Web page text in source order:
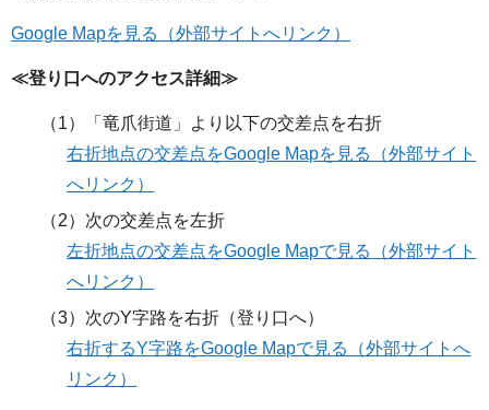
Google Mapを見る（外部サイトへリンク）
≪登り口へのアクセス詳細≫
（1）「竜爪街道」より以下の交差点を右折
右折地点の交差点をGoogle Mapを見る（外部サイト
へリンク）
（2）次の交差点を左折
左折地点の交差点をGoogle Mapで見る（外部サイト
へリンク）
（3）次のY字路を右折（登り口へ）
右折するY字路をGoogle Mapで見る（外部サイトへ
リンク）